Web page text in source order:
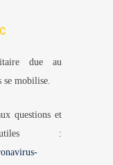
due au
se mobilise.
questions et
utiles :